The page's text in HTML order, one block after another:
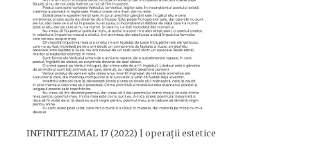
INFINITEZIMAL 17 (2022) | operații estetice